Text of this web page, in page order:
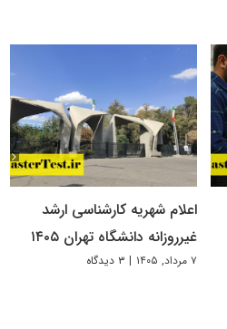
اعلام شهریه کارشناسی ارشد
غیرروزانه دانشگاه تهران ۱۴۰۵
۷ مرداد, ۱۴۰۵ | ۳ دیدگاه